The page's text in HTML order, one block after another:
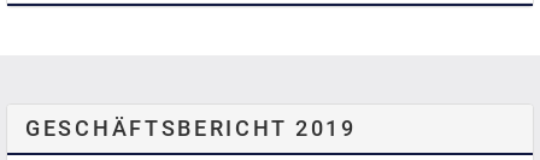
GESCHÄFTSBERICHT 2019